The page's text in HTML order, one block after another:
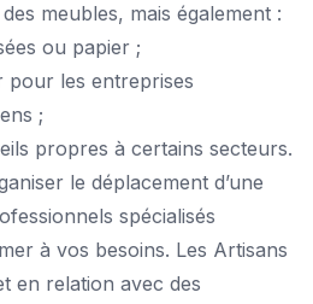
meubles, mais également :
ou papier ;
pour les entreprises
;
propres à certains secteurs.
le déplacement d’une
spécialisés
à vos besoins. Les Artisans
en relation avec des